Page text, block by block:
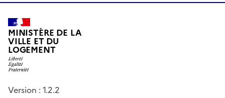
MINISTÈRE DE LA
VILLE ET DU
LOGEMENT
Version : 1.2.2